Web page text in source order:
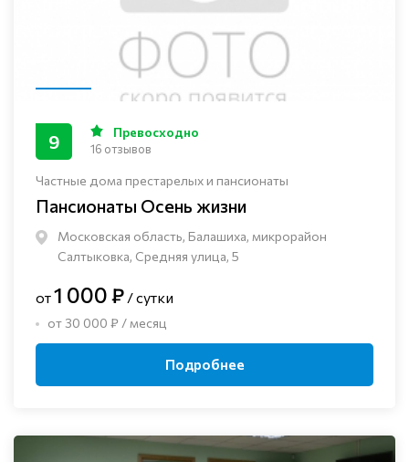
Частные дома престарелых и пансионаты
Пансионаты Осень жизни
Московская область, Балашиха, микрорайон
Салтыковка, Средняя улица, 5
9 Превосходно
16 отзывов
от1 000 ₽ / сутки
от 30 000 ₽ / месяц
Подробнее